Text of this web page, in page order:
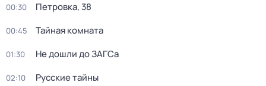
00:30 Петровка, 38
00:45 Тайная комната
01:30 Не дошли до ЗАГСа
02:10 Русские тайны